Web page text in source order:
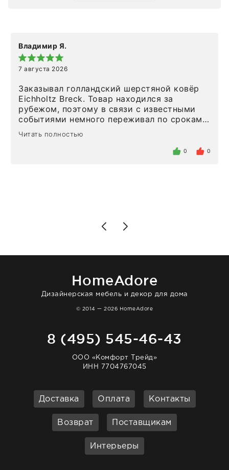
Владимир Я.
7 августа 2026
Заказывал голландский шерстяной ковёр
Eichholtz Breck. Товар находился за
рубежом, поэтому в связи с известными
событиями немного переживал по срокам.
Но homeadore привезли ровно в
определенное в договоре время, без
то качество выше всяких похвал. Выглядит
Читать полностью
0 0
HomeAdore
Дизайнерская мебель и декор для дома
© 2014 — 2026 HomeAdore
8 (495) 545-46-43
ООО «Комфорт Трейд»
ИНН 7704767045
Доставка Оплата Контакты
Возврат Поставщикам
Интерьеры